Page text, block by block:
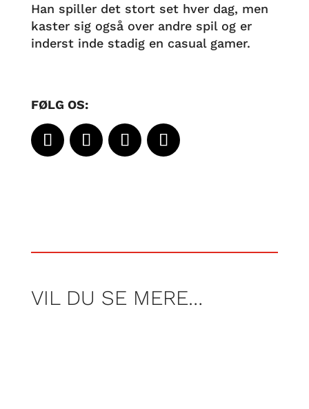
Han spiller det stort set hver dag, men
kaster sig også over andre spil og er
inderst inde stadig en casual gamer.
FØLG OS:
VIL DU SE MERE…